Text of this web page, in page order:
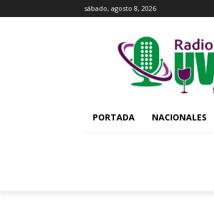
sábado, agosto 8, 2026
PORTADA NACIONALES